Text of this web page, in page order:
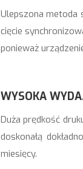
Ulepszona metoda
cięcie
ponieważ
WYSOKA
Duża prędkość
doskonałą
miesięcy.